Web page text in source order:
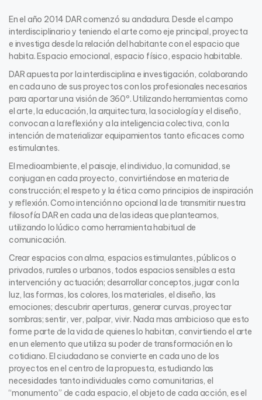
En el año 2014 DAR comenzó su andadura. Desde el campo
interdisciplinario y teniendo el arte como eje principal, proyecta
e investiga desde la relación del habitante con el espacio que
habita. Espacio emocional, espacio físico, espacio habitable.
DAR apuesta por la interdisciplina e investigación, colaborando
en cada uno de sus proyectos con los profesionales necesarios
para aportar una visión de 360º. Utilizando herramientas como
el arte, la educación, la arquitectura, la sociología y el diseño,
convocan a la reflexión y a la inteligencia colectiva, con la
intención de materializar equipamientos tanto eficaces como
estimulantes.
El medioambiente, el paisaje, el individuo, la comunidad, se
conjugan en cada proyecto, convirtiéndose en materia de
construcción;el respeto y la ética como principios de inspiración
y reflexión. Como intención no opcional la de transmitir nuestra
filosofía DAR en cada una de las ideas que planteamos,
utilizando lo lúdico como herramienta habitual de
comunicación.
Crear espacios con alma, espacios estimulantes, públicos o
privados, rurales o urbanos, todos espacios sensibles a esta
intervención y actuación; desarrollar conceptos, jugar con la
luz, las formas, los colores, los materiales, el diseño, las
emociones; descubrir aperturas, generar curvas, proyectar
sombras; sentir, ver, palpar, vivir. Nada mas ambicioso que esto
forme parte de la vida de quienes lo habitan, convirtiendo el arte
en un elemento que utiliza su poder de transformación en lo
cotidiano. El ciudadano se convierte en cada uno de los
proyectos en el centro de la propuesta, estudiando las
necesidades tanto individuales como comunitarias, el
“monumento” de cada espacio, el objeto de cada acción, es el